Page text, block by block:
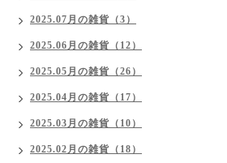
2025.07月の雑貨（3）
2025.06月の雑貨（12）
2025.05月の雑貨（26）
2025.04月の雑貨（17）
2025.03月の雑貨（10）
2025.02月の雑貨（18）